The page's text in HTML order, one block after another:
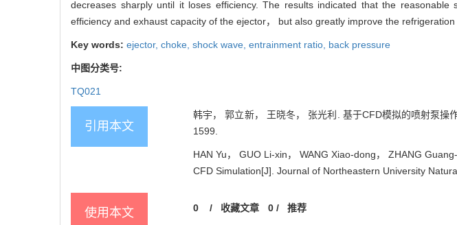
decreases sharply until it loses efficiency. The results indicated that the
efficiency and exhaust capacity of the ejector， but also greatly improve the
Key words: ejector, choke, shock wave, entrainment ratio, back pressure
中图分类号:
TQ021
引用本文
韩宇， 郭立新， 王晓冬， 张光利. 基于CFD模拟的喷射泵
1599.
HAN Yu， GUO Li-xin， WANG Xiao-dong， ZHANG
CFD Simulation[J]. Journal of Northeastern University
使用本文 0 / 收藏文章 0/ 推荐